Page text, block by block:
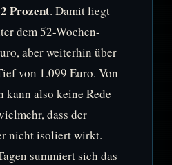
Prozent. Damit liegt
dem 52-Wochen-
aber weiterhin über
von 1.099 Euro. Von
kann also keine Rede
dass der
nicht isoliert wirkt.
summiert sich das